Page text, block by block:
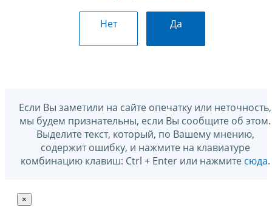
Нет Да
Если Вы заметили на сайте опечатку или неточность,
мы будем признательны, если Вы сообщите об этом.
Выделите текст, который, по Вашему мнению,
содержит ошибку, и нажмите на клавиатуре
комбинацию клавиш: Ctrl + Enter или нажмите сюда.
×